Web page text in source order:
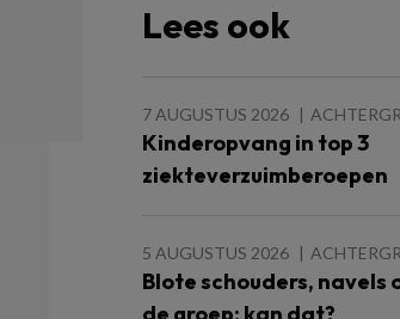
Lees ook
7 AUGUSTUS 2026
Kinderopvang in top 3
ziekteverzuimberoepen
5 AUGUSTUS 2026
Blote schouders, navels
de groep: kan dat?